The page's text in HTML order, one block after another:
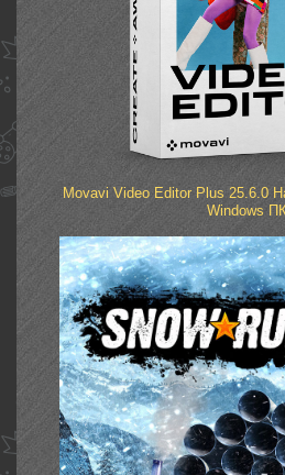
Movavi Video Editor Plus 25.6.0
Windows